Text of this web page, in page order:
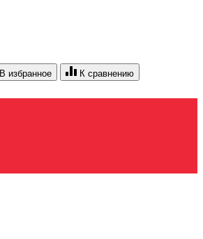
В избранное К сравнению